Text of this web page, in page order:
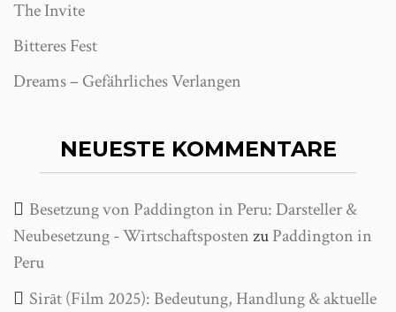
The Invite
Bitteres Fest
Dreams – Gefährliches Verlangen
NEUESTE KOMMENTARE
Besetzung von Paddington in Peru: Darsteller &
Neubesetzung - WirtschaftspostenzuPaddington in
Peru
Sirāt (Film 2025): Bedeutung, Handlung & aktuelle